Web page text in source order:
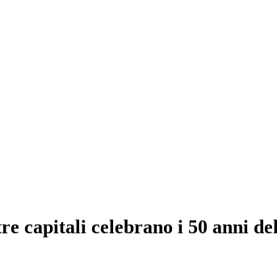
capitali celebrano i 50 anni